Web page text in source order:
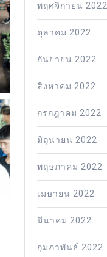
พฤศจิกายน 2022
ตุลาคม 2022
กันยายน 2022
สิงหาคม 2022
กรกฎาคม 2022
มิถุนายน 2022
พฤษภาคม 2022
เมษายน 2022
มีนาคม 2022
กุมภาพันธ์ 2022